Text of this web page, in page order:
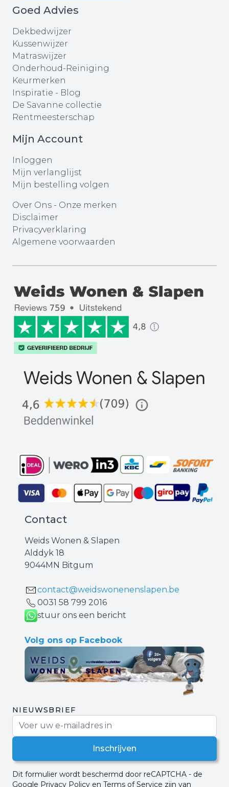
Goed Advies
Dekbedwijzer
Kussenwijzer
Matraswijzer
Onderhoud-Reiniging
Keurmerken
Inspiratie - Blog
De Savanne collectie
Rentmeesterschap
Mijn Account
Inloggen
Mijn verlanglijst
Mijn bestelling volgen
Over Ons - Onze merken
Disclaimer
Privacyverklaring
Algemene voorwaarden
Contact
Weids Wonen & Slapen
Alddyk 18
9044MN Bitgum
contact@weidswonenenslapen.be
0031 ‪58 799 2016‬
stuur ons een bericht
Volg ons op Facebook
NIEUWSBRIEF
Inschrijven
Dit formulier wordt beschermd door reCAPTCHA - de
Google Privacy Policy en Terms of Service zijn van